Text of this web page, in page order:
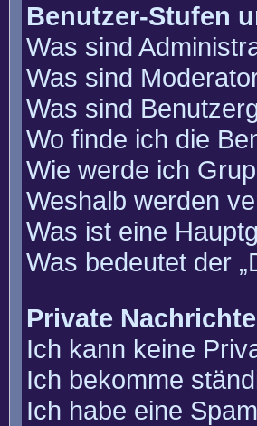
Benutzer-Stufen
Was sind
Was sind
Was sind
Wo finde ich die
Wie werde ich
Weshalb werden
Was ist eine
Was bedeutet der
Private
Ich kann keine
Ich bekomme
Ich habe eine